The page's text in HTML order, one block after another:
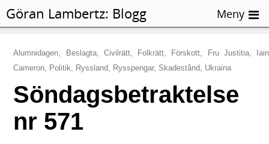
Alumnidagen, Beslagta, Civilrätt, Folkrätt, Förskott, Fru Justitia, Iain
Cameron, Politik, Ryssland, Rysspengar, Skadestånd, Ukraina
Söndagsbetraktelse
nr 571
Göran Lambertz: Blogg Meny